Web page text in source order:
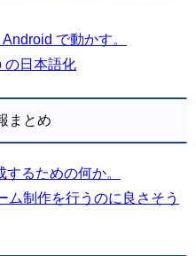
で動かす。
の日本語化
まとめ
るための何か。
ム制作を行うのに良さそう